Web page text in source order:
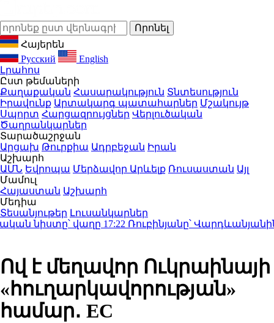
Հայերեն
Русский
English
Լրահոս
Ըստ թեմաների
Քաղաքական Հասարակություն Տնտեսություն
Իրավունք Արտակարգ պատահարներ Մշակույթ
Սպորտ Հարցազրույցներ Վերլուծական
Ծաղրանկարներ
Տարածաշրջան
Արցախ Թուրքիա Ադրբեջան Իրան
Աշխարհ
ԱՄՆ Եվրոպա Մերձավոր Արևելք Ռուսաստան Այլ
Մամուլ
Հայաստան Աշխարհ
Մեդիա
Տեսանյութեր Լուսանկարներ
նիստը՝ վաղը17:22Ռուբինյանը՝ Վարդևանյանին․
Ով է մեղավոր Ուկրաինայի
«հուղարկավորության»
համար․ EC